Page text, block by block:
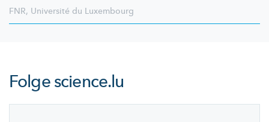
FNR, Université du Luxembourg
Folgescience.lu